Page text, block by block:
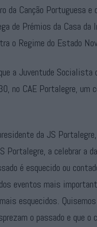
da Canção Portuguesa e
de Prémios da Casa da
o Regime do Estado
a Juventude
no CAE Portalegre,
da JS
Portalegre, a celebrar a
é esquecido ou
eventos mais
esquecidos.
o passado e que